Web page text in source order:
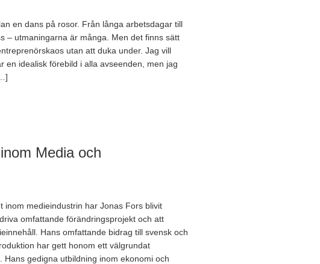
en dans på rosor. Från långa arbetsdagar till
– utmaningarna är många. Men det finns sätt
utan att duka under. Jag vill
en idealisk förebild i alla avseenden, men jag
Media och
inom medieindustrin har Jonas Fors blivit
omfattande förändringsprojekt och att
Hans omfattande bidrag till svensk och
har gett honom ett välgrundat
Hans gedigna utbildning inom ekonomi och